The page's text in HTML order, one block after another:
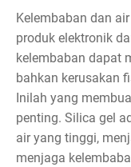
Kelembaban dan
produk elektronik
kelembaban dapat
bahkan kerusakan
Inilah yang
penting. Silica gel
air yang tinggi,
menjaga